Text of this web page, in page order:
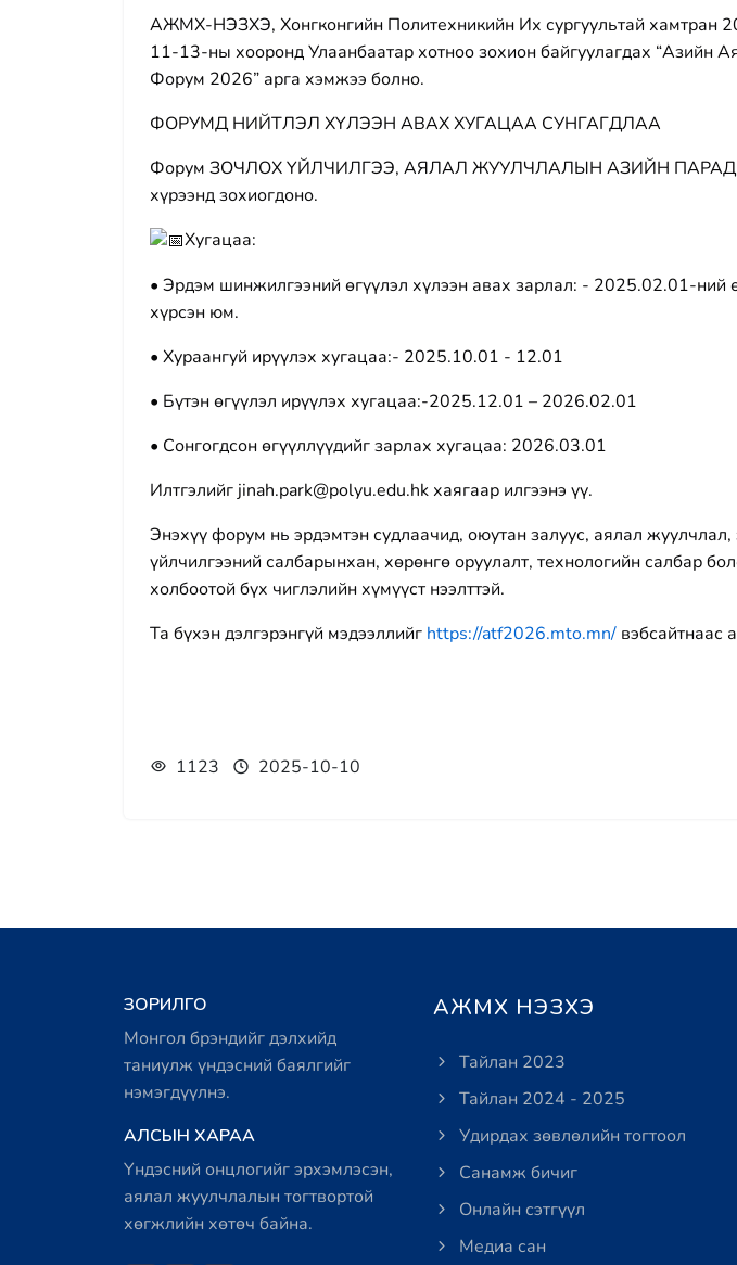
АЖМХ-НЭЗХЭ, Хонгконгийн Политехникийн Их сургуультай хамтран
11-13-ны хооронд Улаанбаатар хотноо зохион байгуулагдах “Азийн
Форум 2026” арга хэмжээ болно.
ФОРУМД НИЙТЛЭЛ ХҮЛЭЭН АВАХ ХУГАЦАА СУНГАГДЛАА
Форум ЗОЧЛОХ ҮЙЛЧИЛГЭЭ, АЯЛАЛ ЖУУЛЧЛАЛЫН АЗИЙН
хүрээнд зохиогдоно.
Хугацаа:
• Эрдэм шинжилгээний өгүүлэл хүлээн авах зарлал: - 2025.02.01-ний
хүрсэн юм.
• Хураангуй ирүүлэх хугацаа:- 2025.10.01 - 12.01
• Бүтэн өгүүлэл ирүүлэх хугацаа:-2025.12.01 – 2026.02.01
• Сонгогдсон өгүүллүүдийг зарлах хугацаа: 2026.03.01
Илтгэлийг jinah.park@polyu.edu.hk хаягаар илгээнэ үү.
Энэхүү форум нь эрдэмтэн судлаачид, оюутан залуус, аялал жуулчлал,
үйлчилгээний салбарынхан, хөрөнгө оруулалт, технологийн салбар
холбоотой бүх чиглэлийн хүмүүст нээлттэй.
Та бүхэн дэлгэрэнгүй мэдээллийг https://atf2026.mto.mn/ вэбсайтнаас
1123 2025-10-10
ЗОРИЛГО
Монгол брэндийг дэлхийд
таниулж үндэсний баялгийг
нэмэгдүүлнэ.
АЛСЫН ХАРАА
Үндэсний онцлогийг эрхэмлэсэн,
аялал жуулчлалын тогтвортой
хөгжлийн хөтөч байна.
АЖМХ НЭЗХЭ
Тайлан 2023
Тайлан 2024 - 2025
Удирдах зөвлөлийн тогтоол
Санамж бичиг
Онлайн сэтгүүл
Медиа сан